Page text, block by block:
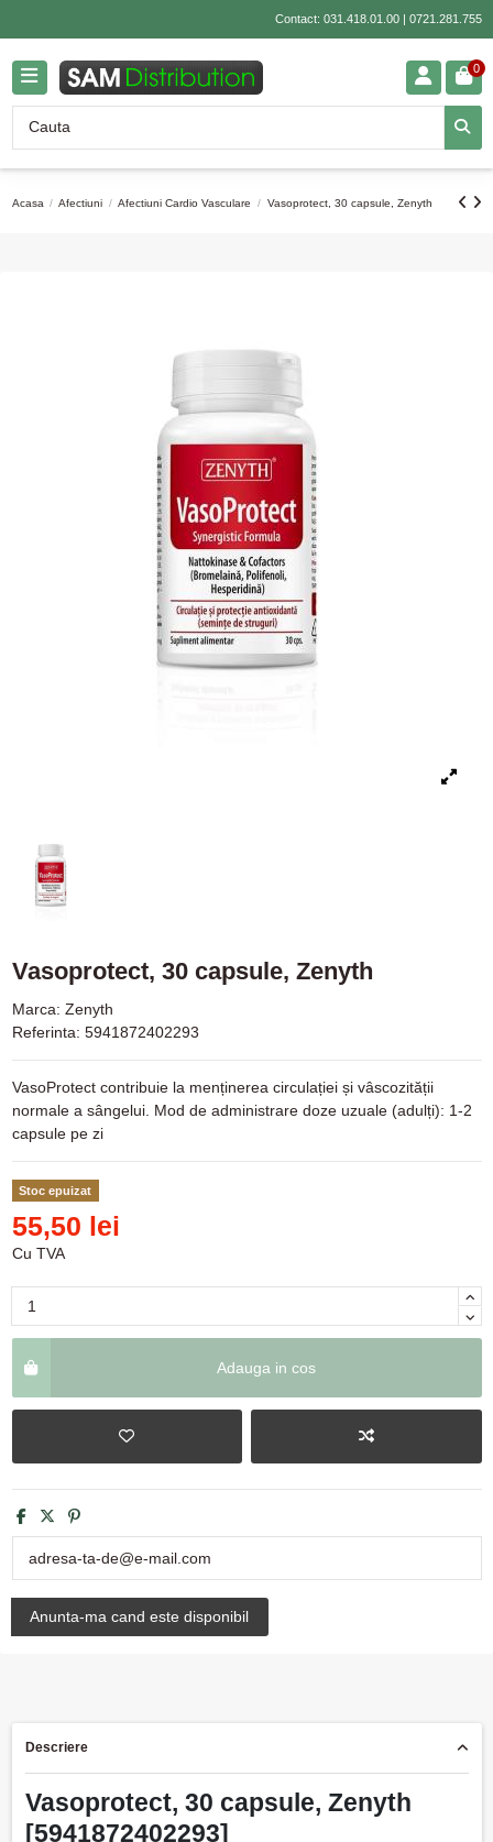
Contact: 031.418.01.00| 0721.281.755
0
Acasa Afectiuni Afectiuni Cardio Vasculare Vasoprotect, 30 capsule, Zenyth
Vasoprotect, 30 capsule, Zenyth
Marca: Zenyth
Referinta: 5941872402293
VasoProtect contribuie la menținerea circulației și vâscozității
normale a sângelui. Mod de administrare doze uzuale (adulți): 1-2
capsule pe zi
Stoc epuizat
55,50 lei
Cu TVA
Adauga in cos
Descriere
Vasoprotect, 30 capsule, Zenyth
[5941872402293]